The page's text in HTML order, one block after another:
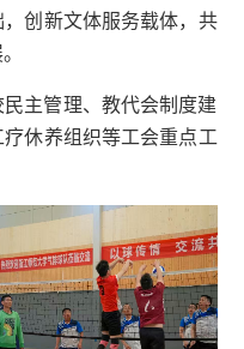
创新文体服务载体，共
主管理、教代会制度建
休养组织等工会重点工